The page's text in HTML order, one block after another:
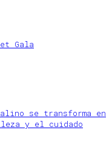
Gala
se transforma en
y el cuidado